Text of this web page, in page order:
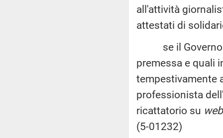
all'attività
attestati di
se il Governo
premessa e quali
tempestivamente
professionista
ricattatorio su web
(5-01232)